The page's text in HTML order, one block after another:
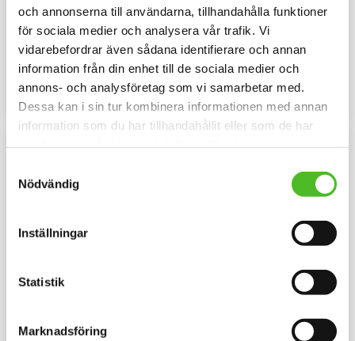
och annonserna till användarna, tillhandahålla funktioner
för sociala medier och analysera vår trafik. Vi
vidarebefordrar även sådana identifierare och annan
information från din enhet till de sociala medier och
annons- och analysföretag som vi samarbetar med.
Dessa kan i sin tur kombinera informationen med annan
information som du har tillhandahållit eller som de har
Nödvändig
Inställningar
Statistik
Marknadsföring
med snygg passform och
metallspänne. Siluettmotiv av en
Berner Sennen
169SEK
Lägg till i favoriter
Sennen
Pannband i kraftig Bomull /
Elastan med ett siluettmotiv av
109SEK
Lägg
Sennen